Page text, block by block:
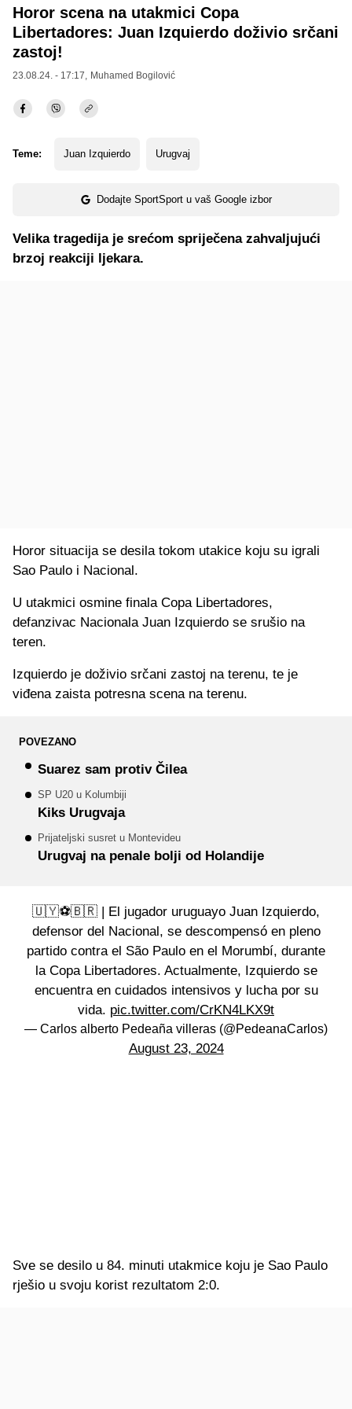
Horor scena na utakmici Copa
Libertadores: Juan Izquierdo doživio srčani
zastoj!
23.08.24. - 17:17, Muhamed Bogilović
Teme: Juan Izquierdo Urugvaj
Dodajte SportSport u vaš Google izbor
Velika tragedija je srećom spriječena zahvaljujući
brzoj reakciji ljekara.
Horor situacija se desila tokom utakice koju su igrali
Sao Paulo i Nacional.
U utakmici osmine finala Copa Libertadores,
defanzivac Nacionala Juan Izquierdo se srušio na
teren.
Izquierdo je doživio srčani zastoj na terenu, te je
viđena zaista potresna scena na terenu.
POVEZANO
Suarez sam protiv Čilea
SP U20 u Kolumbiji
Kiks Urugvaja
Prijateljski susret u Montevideu
Urugvaj na penale bolji od Holandije
🇺🇾⚽🇧🇷 | El jugador uruguayo Juan Izquierdo,
defensor del Nacional, se descompensó en pleno
partido contra el São Paulo en el Morumbí, durante
la Copa Libertadores. Actualmente, Izquierdo se
encuentra en cuidados intensivos y lucha por su
vida. pic.twitter.com/CrKN4LKX9t
— Carlos alberto Pedeaña villeras (@PedeanaCarlos)
August 23, 2024
Sve se desilo u 84. minuti utakmice koju je Sao Paulo
rješio u svoju korist rezultatom 2:0.